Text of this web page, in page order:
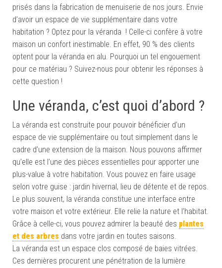
prisés dans la fabrication de menuiserie de nos jours. Envie
d’avoir un espace de vie supplémentaire dans votre
habitation ? Optez pour la véranda ! Celle-ci confère à votre
maison un confort inestimable. En effet, 90 % des clients
optent pour la véranda en alu. Pourquoi un tel engouement
pour ce matériau ? Suivez-nous pour obtenir les réponses à
cette question !
Une véranda, c’est quoi d’abord ?
La véranda est construite pour pouvoir bénéficier d’un
espace de vie supplémentaire ou tout simplement dans le
cadre d’une extension de la maison. Nous pouvons affirmer
qu’elle est l’une des pièces essentielles pour apporter une
plus-value à votre habitation. Vous pouvez en faire usage
selon votre guise : jardin hivernal, lieu de détente et de repos.
Le plus souvent, la véranda constitue une interface entre
votre maison et votre extérieur. Elle relie la nature et l’habitat.
Grâce à celle-ci, vous pouvez admirer la beauté des plantes
et des arbres dans votre jardin en toutes saisons.
La véranda est un espace clos composé de baies vitrées.
Ces dernières procurent une pénétration de la lumière